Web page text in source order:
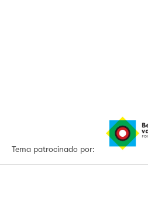
Tema patrocinado por: